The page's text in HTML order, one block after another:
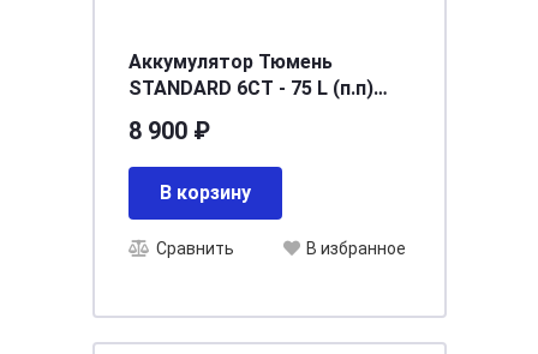
Аккумулятор Тюмень
STANDARD 6СТ - 75 L (п.п)
8 900 ₽
В корзину
Сравнить В избранное